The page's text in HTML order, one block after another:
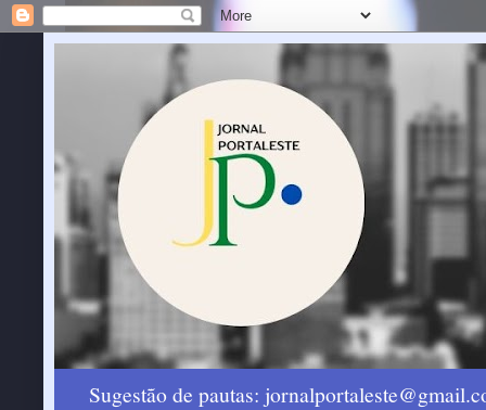
Sugestão de pautas: